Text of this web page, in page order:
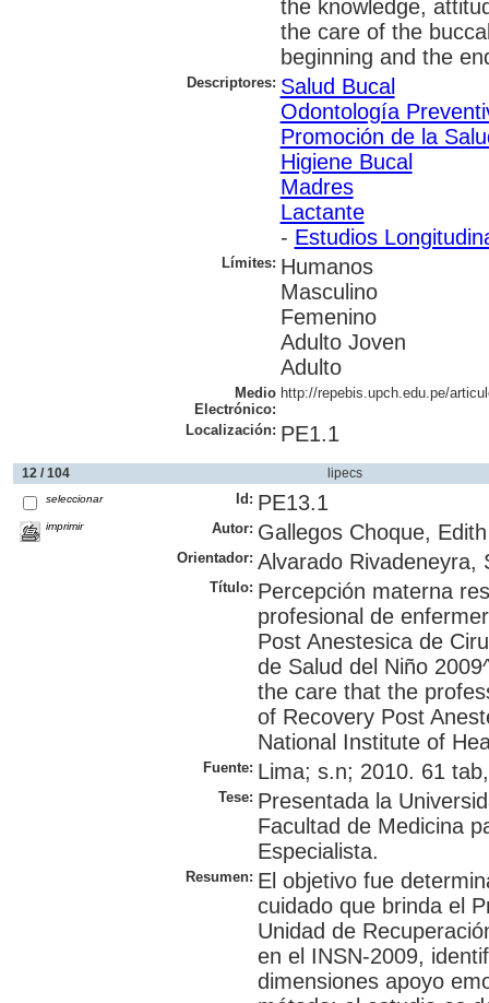
the knowledge,
the care of the
beginning and the
Descriptores: Salud Bucal
Odontología
Promoción de la
Higiene Bucal
Madres
Lactante
- Estudios
Límites: Humanos
Masculino
Femenino
Adulto Joven
Adulto
Medio
Electrónico:
http://repebis.upch.edu.pe/
Localización: PE1.1
12 / 104 lipecs
seleccionar
imprimir
Id: PE13.1
Autor: Gallegos Choque,
Orientador: Alvarado Rivadeneyra,
Título: Percepción materna
profesional de
Post Anestesica de
de Salud del Niño
the care that the
of Recovery Post
National Institute of
Fuente: Lima; s.n; 2010. 61
Tese: Presentada la
Facultad de Medicina
Especialista.
Resumen: El objetivo fue
cuidado que brinda el
Unidad de
en el INSN-2009,
dimensiones apoyo